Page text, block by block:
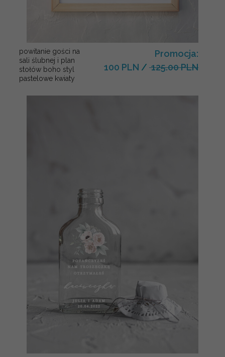
powitanie gości na
sali ślubnej i plan
stołów boho styl
pastelowe kwiaty
Promocja:
100 PLN / 125.00 PLN